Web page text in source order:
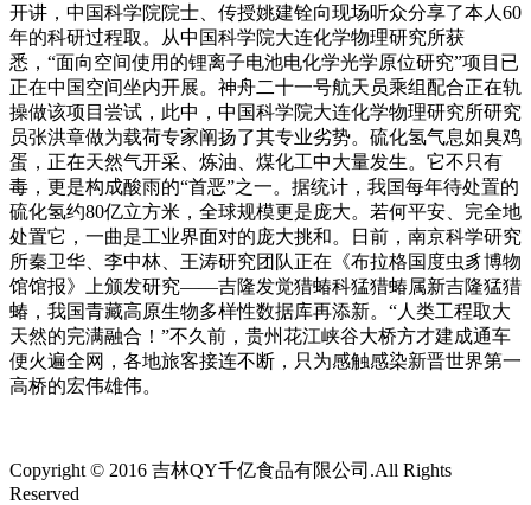
开讲，中国科学院院士、传授姚建铨向现场听众分享了本人60
年的科研过程取。从中国科学院大连化学物理研究所获
悉，“面向空间使用的锂离子电池电化学光学原位研究”项目已
正在中国空间坐内开展。神舟二十一号航天员乘组配合正在轨
操做该项目尝试，此中，中国科学院大连化学物理研究所研究
员张洪章做为载荷专家阐扬了其专业劣势。硫化氢气息如臭鸡
蛋，正在天然气开采、炼油、煤化工中大量发生。它不只有
毒，更是构成酸雨的“首恶”之一。据统计，我国每年待处置的
硫化氢约80亿立方米，全球规模更是庞大。若何平安、完全地
处置它，一曲是工业界面对的庞大挑和。日前，南京科学研究
所秦卫华、李中林、王涛研究团队正在《布拉格国度虫豸博物
馆馆报》上颁发研究——吉隆发觉猎蝽科猛猎蝽属新吉隆猛猎
蝽，我国青藏高原生物多样性数据库再添新。“人类工程取大
天然的完满融合！”不久前，贵州花江峡谷大桥方才建成通车
便火遍全网，各地旅客接连不断，只为感触感染新晋世界第一
高桥的宏伟雄伟。
Copyright © 2016 吉林QY千亿食品有限公司.All Rights
Reserved